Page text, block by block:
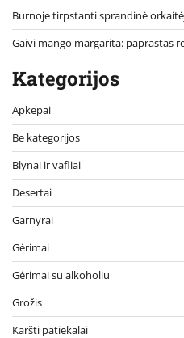
Burnoje tirpstanti sprandinė
Gaivi mango margarita: paprastas
Kategorijos
Apkepai
Be kategorijos
Blynai ir vafliai
Desertai
Garnyrai
Gėrimai
Gėrimai su alkoholiu
Grožis
Karšti patiekalai